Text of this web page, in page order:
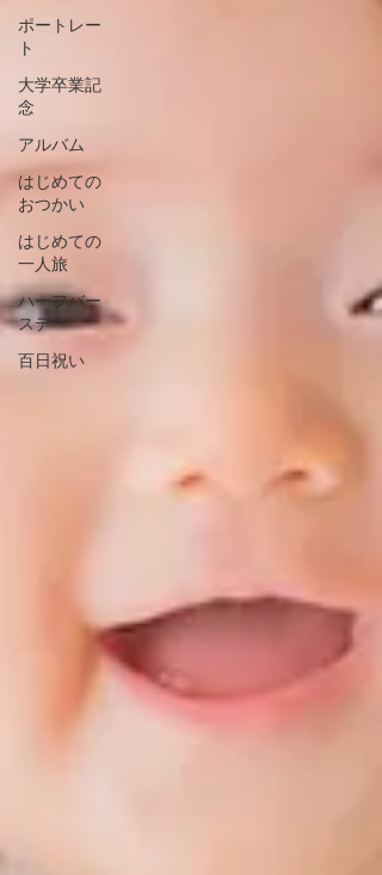
ポートレー
ト
大学卒業記
念
アルバム
はじめての
おつかい
はじめての
一人旅
ハーフバー
スデー
百日祝い